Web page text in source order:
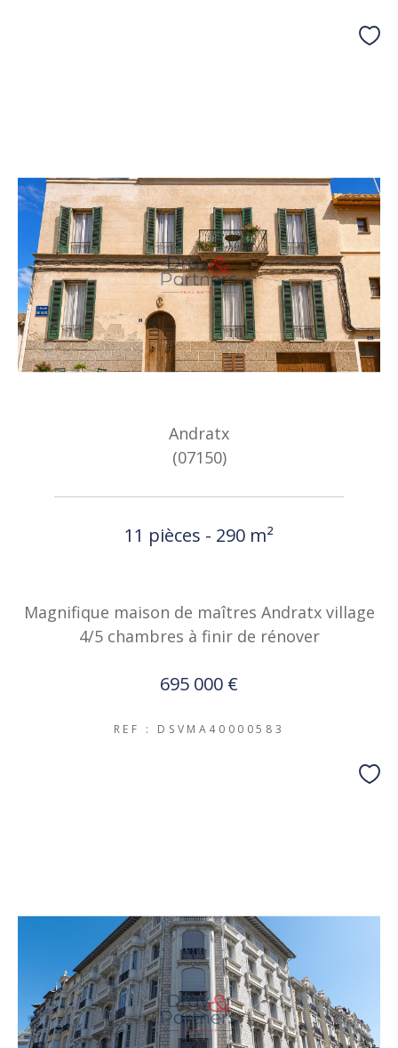
Andratx
(07150)
11 pièces - 290 m²
Magnifique maison de maîtres Andratx village
4/5 chambres à finir de rénover
695 000 €
REF : DSVMA40000583